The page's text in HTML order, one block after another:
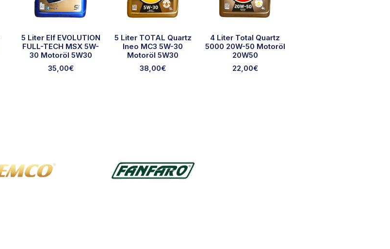
5 Liter Elf EVOLUTION
FULL-TECH MSX 5W-
30 Motoröl 5W30
35,00€
5 Liter TOTAL Quartz
Ineo MC3 5W-30
Motoröl 5W30
38,00€
4 Liter Total Quartz
5000 20W-50 Motoröl
20W50
22,00€